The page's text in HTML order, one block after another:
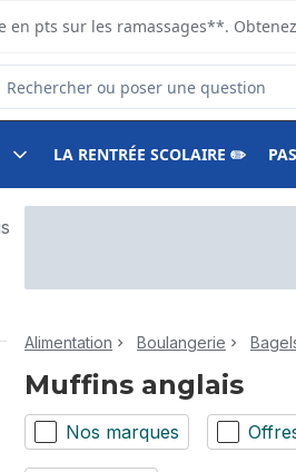
pts sur les ramassages**.
des produits
LA RENTRÉE SCOLAIRE ✏️
Alimentation Boulangerie
Muffins anglais
Nos marques